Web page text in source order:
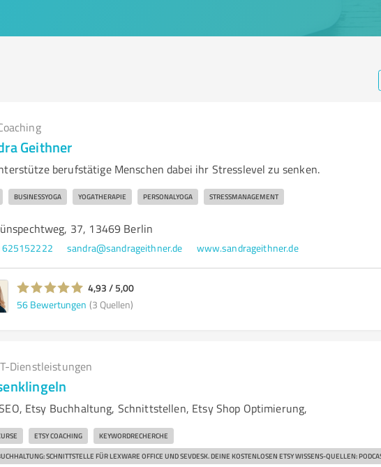
Geithner
berufstätige Menschen dabei ihr Stresslevel zu senken.
BUSINESSYOGA YOGATHERAPIE PERSONALYOGA STRESSMANAGEMENT
37, 13469 Berlin
sandra@sandrageithner.de www.sandrageithner.de
4,93 / 5,00
56 Bewertungen (3 Quellen)
Dienstleistungen
Etsy Buchhaltung, Schnittstellen, Etsy Shop Optimierung,
ETSY COACHING KEYWORDRECHERCHE
SCHNITTSTELLE FÜR LEXWARE OFFICE UND SEVDESK. DEINE KOSTENLOSEN ETSY WISSENS-QUELLEN: